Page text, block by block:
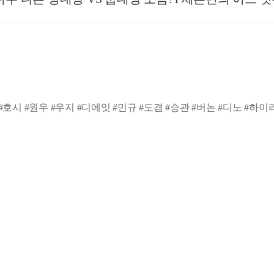
시 #원우 #우지 #디에잇 #민규 #도겸 #승관 #버논 #디노 #하이